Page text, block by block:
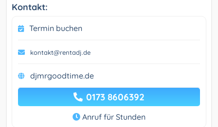
Kontakt:
Termin buchen
kontakt@rentadj.de
djmrgoodtime.de
0173 8606392
Anruf für Stunden